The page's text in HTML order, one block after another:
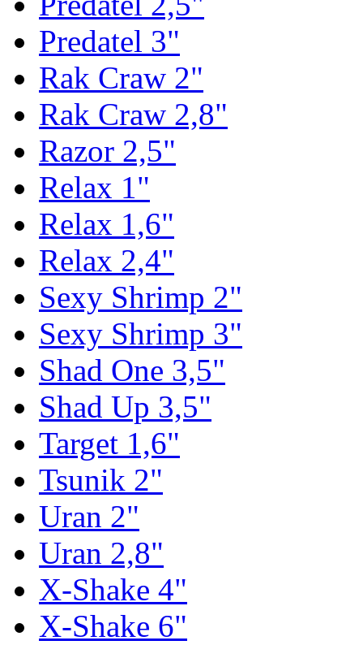
Predatel 3"
Rak Craw 2"
Rak Craw 2,8"
Razor 2,5"
Relax 1"
Relax 1,6"
Relax 2,4"
Sexy Shrimp 2"
Sexy Shrimp 3"
Shad One 3,5"
Shad Up 3,5"
Target 1,6"
Tsunik 2"
Uran 2"
Uran 2,8"
X-Shake 4"
X-Shake 6"